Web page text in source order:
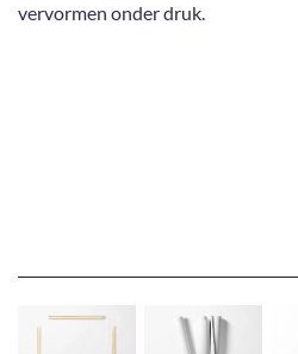
vervormen onder druk.